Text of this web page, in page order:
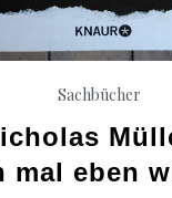
Sachbücher
mal eben